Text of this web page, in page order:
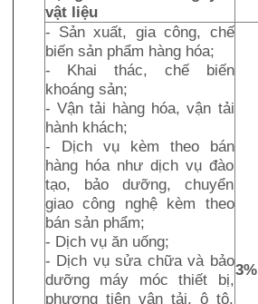
vật liệu
- Sản xuất, gia công, chế
biến sản phẩm hàng hóa;
- Khai thác, chế biến
khoáng sản;
- Vận tải hàng hóa, vận tải
hành khách;
- Dịch vụ kèm theo bán
hàng hóa như dịch vụ đào
tạo, bảo dưỡng, chuyển
giao công nghệ kèm theo
bán sản phẩm;
- Dịch vụ ăn uống;
- Dịch vụ sửa chữa và bảo
dưỡng máy móc thiết bị,
phương tiện vận tải, ô tô,
3%